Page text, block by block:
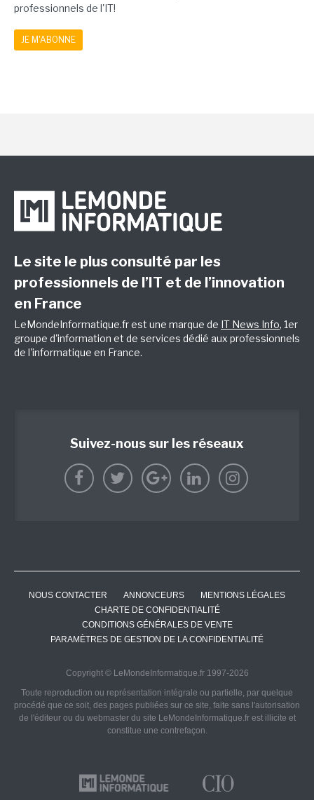
professionnels de l'IT!
JE M'ABONNE
Le site le plus consulté par les
professionnels de l’IT et de l’innovation
en France
LeMondeInformatique.fr est une marque de IT News Info, 1er
groupe d'information et de services dédié aux professionnels
de l'informatique en France.
Suivez-nous sur les réseaux
NOUS CONTACTER ANNONCEURS
MENTIONS LÉGALES
CHARTE DE CONFIDENTIALITÉ
CONDITIONS GÉNÉRALES DE VENTE
PARAMÈTRES DE GESTION DE LA CONFIDENTIALITÉ
Copyright © LeMondeInformatique.fr 1997-2026
Toute reproduction ou représentation intégrale ou partielle, par quelque
procédé que ce soit, des pages publiées sur ce site, faite sans l'autorisation
de l'éditeur ou du webmaster du site LeMondeInformatique.fr est illicite et
constitue une contrefaçon.